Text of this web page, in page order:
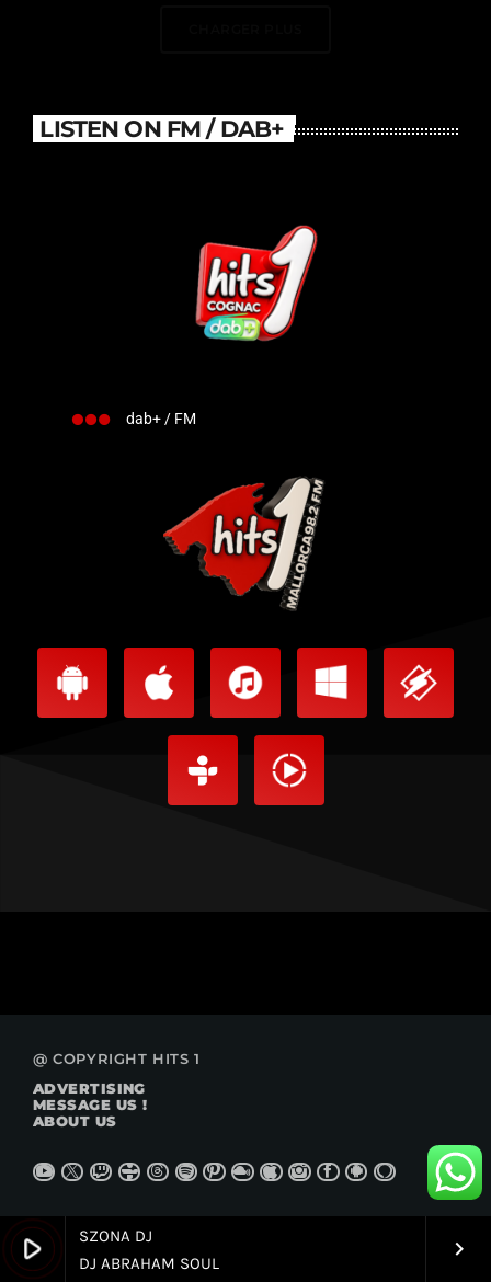
play_arrow
SZONA DJ
DJ ABRAHAM SOUL
keyboard_arrow_right
LISTEN ON FM / DAB+
dab+ / FM
@ COPYRIGHT HITS 1
ADVERTISING
MESSAGE US !
ABOUT US